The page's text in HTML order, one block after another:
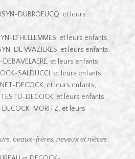
DUBROEUCQ, et leurs
D’HELLEMMES, et leurs enfants,
DE WAZIERES, et leurs enfants,
et leurs enfants,
SALDUCCI, et leurs enfants,
DECOCK, et leurs enfants,
DECOCK, et leurs enfants,
MORITZ, et leurs
beaux-frères, neveux et nièces ;